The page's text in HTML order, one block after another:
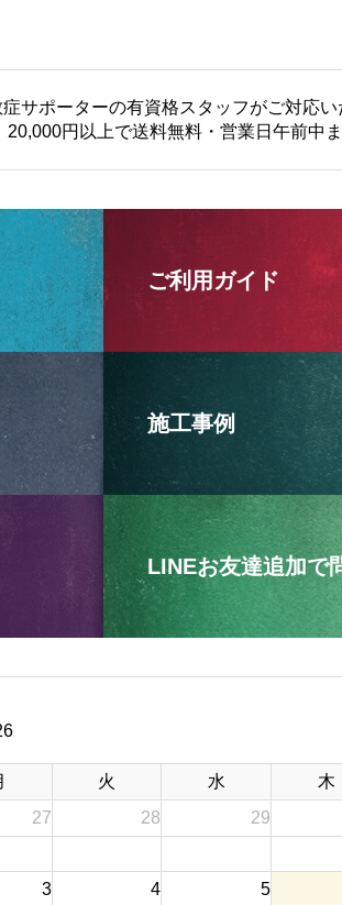
サポーターの有資格スタッフがご対
円以上で送料無料・営業日午前中
ご利用ガイド
施工事例
LINEお友達追加で
火 水 木
27
28 29
3 4 5